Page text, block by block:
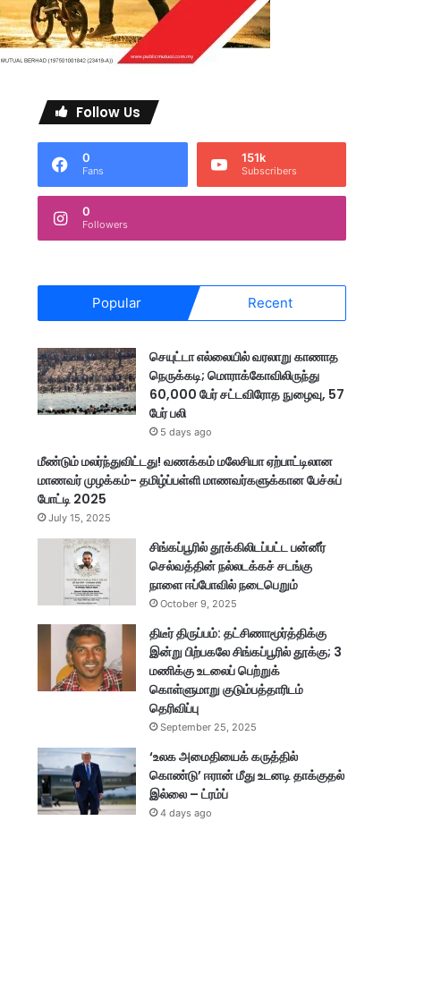
Follow Us
0
Fans
151k
Subscribers
0
Followers
Popular Recent
செயுட்டா எல்லையில் வரலாறு காணாத
நெருக்கடி; மொராக்கோவிலிருந்து
60,000 பேர் சட்டவிரோத நுழைவு, 57
பேர் பலி
5 days ago
மீண்டும் மலர்ந்துவிட்டது! வணக்கம் மலேசியா ஏற்பாட்டிலான
மாணவர் முழக்கம்- தமிழ்ப்பள்ளி மாணவர்களுக்கான பேச்சுப்
போட்டி 2025
July 15, 2025
சிங்கப்பூரில் தூக்கிலிடப்பட்ட பன்னீர்
செல்வத்தின் நல்லடக்கச் சடங்கு
நாளை ஈப்போவில் நடைபெறும்
October 9, 2025
திடீர் திருப்பம்: தட்சிணாமூர்த்திக்கு
இன்று பிற்பகலே சிங்கப்பூரில் தூக்கு; 3
மணிக்கு உடலைப் பெற்றுக்
கொள்ளுமாறு குடும்பத்தாரிடம்
தெரிவிப்பு
September 25, 2025
‘உலக அமைதியைக் கருத்தில்
கொண்டு’ ஈரான் மீது உடனடி தாக்குதல்
இல்லை – ட்ரம்ப்
4 days ago